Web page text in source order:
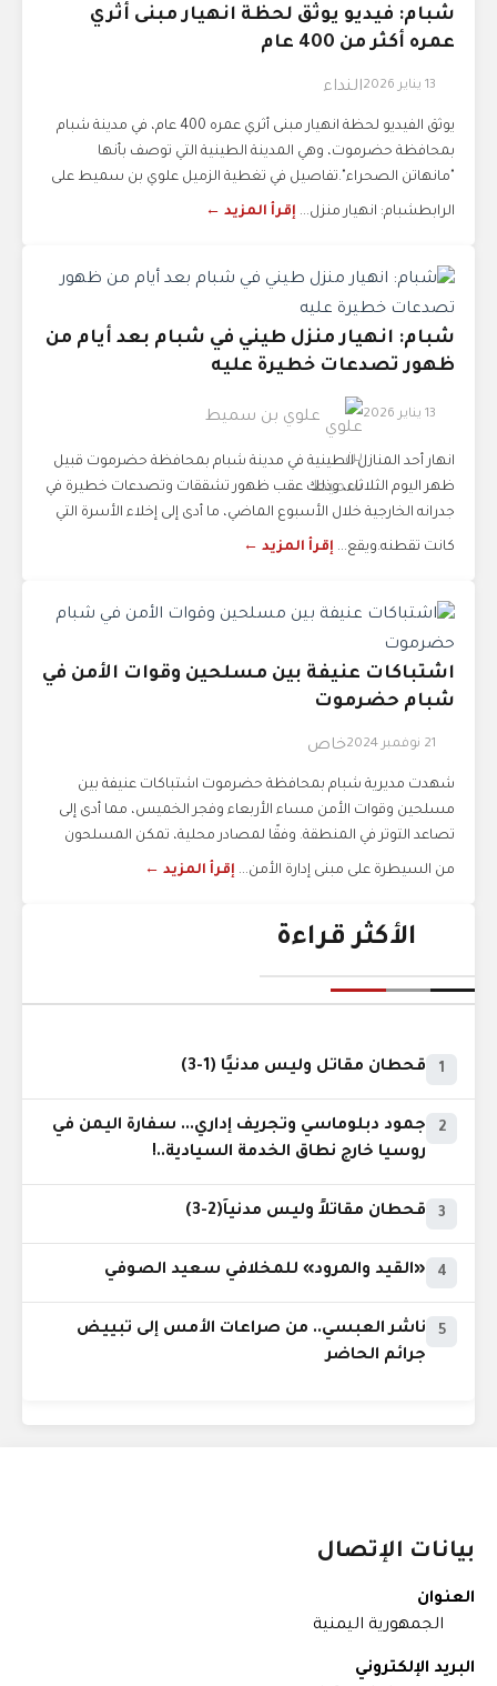
شبام: فيديو يوثق لحظة انهيار مبنى أثري
عمره أكثر من 400 عام
13 يناير 2026 النداء
يوثق الفيديو لحظة انهيار مبنى أثري عمره 400 عام، في مدينة شبام
بمحافظة حضرموت، وهي المدينة الطينية التي توصف بأنها
"مانهاتن الصحراء".تفاصيل في تغطية الزميل علوي بن سميط على
الرابطشبام: انهيار منزل... إقرأ المزيد ←
شبام: انهيار منزل طيني في شبام بعد أيام من
ظهور تصدعات خطيرة عليه
13 يناير 2026 علوي بن سميط
انهار أحد المنازل الطينية في مدينة شبام بمحافظة حضرموت قبيل
ظهر اليوم الثلاثاء، وذلك عقب ظهور تشققات وتصدعات خطيرة في
جدرانه الخارجية خلال الأسبوع الماضي، ما أدى إلى إخلاء الأسرة التي
كانت تقطنه.ويقع... إقرأ المزيد ←
اشتباكات عنيفة بين مسلحين وقوات الأمن في
شبام حضرموت
21 نوفمبر 2024 خاص
شهدت مديرية شبام بمحافظة حضرموت اشتباكات عنيفة بين
مسلحين وقوات الأمن مساء الأربعاء وفجر الخميس، مما أدى إلى
تصاعد التوتر في المنطقة. وفقًا لمصادر محلية، تمكن المسلحون
من السيطرة على مبنى إدارة الأمن... إقرأ المزيد ←
الأكثر قراءة
1 قحطان مقاتل وليس مدنيًا (1-3)
2
جمود دبلوماسي وتجريف إداري... سفارة اليمن في
روسيا خارج نطاق الخدمة السيادية..!
3 قحطان مقاتلاً وليس مدنياً(2-3)
4 «القيد والمرود» للمخلافي سعيد الصوفي
5
ناشر العبسي.. من صراعات الأمس إلى تبييض
جرائم الحاضر
بيانات الإتصال
العنوان
الجمهورية اليمنية
البريد الإلكتروني